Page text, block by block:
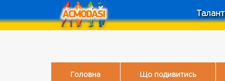
Головна Що подивитись